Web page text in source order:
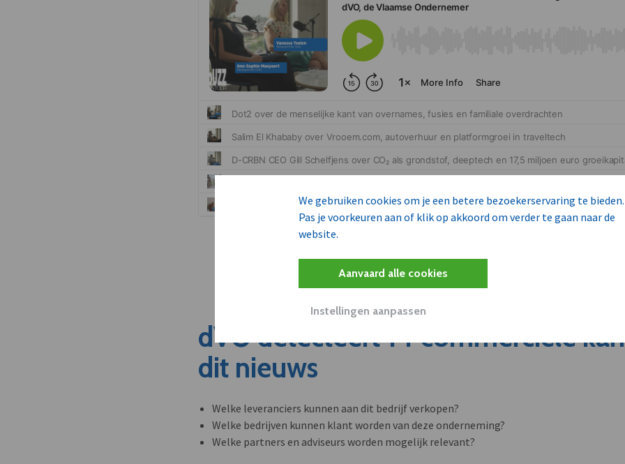
We gebruiken cookies om je een betere bezoekerservaring te bieden.
Pas je voorkeuren aan of klik op akkoord om verder te gaan naar de
website.
Aanvaard alle cookies
Instellingen aanpassen
dVO detecteert 14 commerciële
dit nieuws
Welke leveranciers kunnen aan dit bedrijf verkopen?
Welke bedrijven kunnen klant worden van deze onderneming?
Welke partners en adviseurs worden mogelijk relevant?